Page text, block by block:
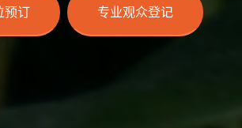
预订 专业观众登记